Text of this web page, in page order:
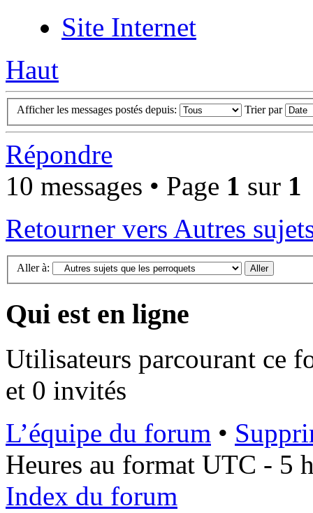
Site Internet
Haut
Afficher les messages postés depuis: Trier par
Répondre
10 messages • Page 1 sur 1
Retourner vers Autres
Aller à:
Qui est en ligne
Utilisateurs parcourant ce
et 0 invités
L’équipe du forum •
Heures au format UTC - 5
Index du forum